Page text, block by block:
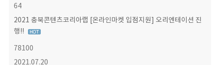
64
2021 충북콘텐츠코리아랩 [온라인마켓 입점지원] 오리엔테이션 진
행!!
78100
2021.07.20